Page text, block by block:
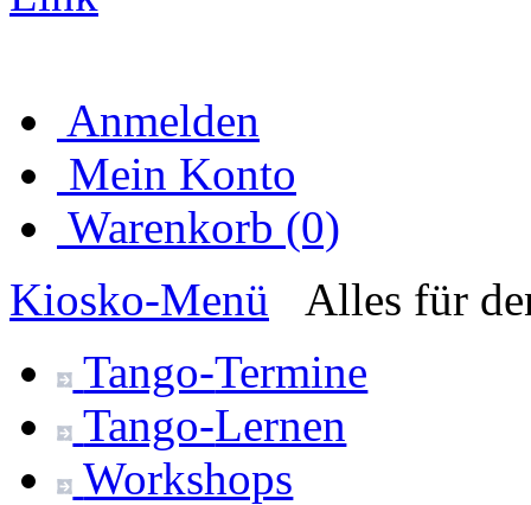
Anmelden
Mein Konto
Warenkorb (0)
Kiosko-Menü
Alles für
Tango-Termine
Tango-Lernen
Workshops